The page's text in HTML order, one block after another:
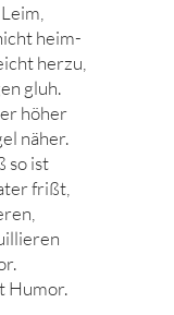
heim-
herzu,
gluh.
höher
näher.
so ist
frißt,
Humor.